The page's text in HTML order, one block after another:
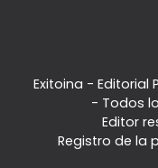
Exitoina - Editorial
- Todos
Editor
Registro de la